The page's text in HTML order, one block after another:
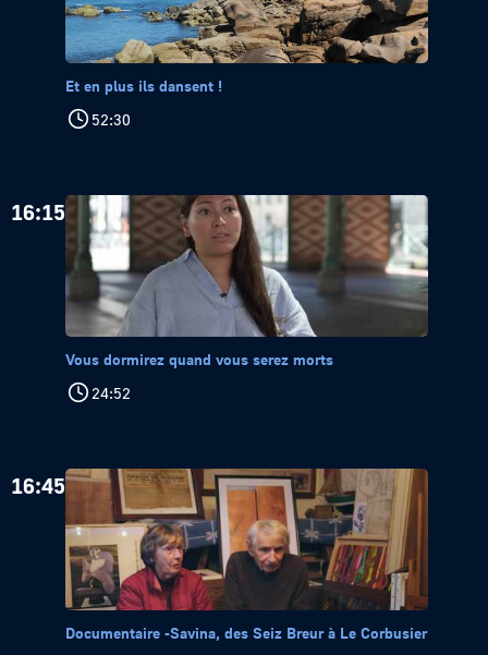
Et en plus ils dansent !
52:30
16:15
Vous dormirez quand vous serez morts
24:52
16:45
Documentaire -Savina, des Seiz Breur à Le Corbusier